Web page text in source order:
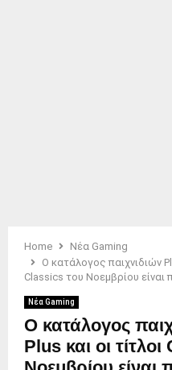
Home
Νέα Gaming
Ο κατάλογος παιχνιδιών
Classics του Νοεμβρίου είναι
Νέα Gaming
Ο κατάλογος
Plus και οι